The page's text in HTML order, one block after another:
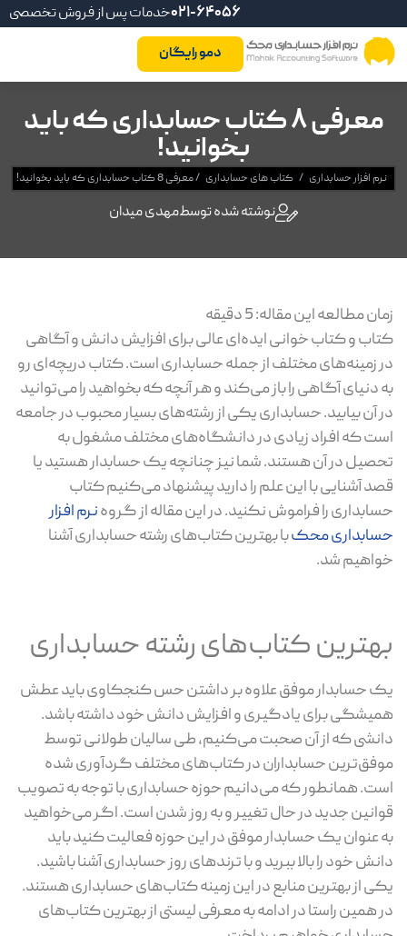
خدمات پس از فروش تخصصی021-64056
دمو رایگان
معرفی 8 کتاب حسابداری که باید
بخوانید!
نرم افزار حسابداری / کتاب های حسابداری /معرفی 8 کتاب حسابداری که باید بخوانید!
نوشته شده توسطمهدی میدان
زمان مطالعه این مقاله:5دقیقه
کتاب و کتاب خوانی ایده‌ای عالی برای افزایش دانش و آگاهی
در زمینه‌های مختلف از جمله حسابداری است. کتاب دریچه‌ای رو
به دنیای آگاهی را باز می‌کند و هر آنچه که بخواهید را می‌توانید
در آن بیابید. حسابداری یکی از رشته‌های بسیار محبوب در جامعه
است که افراد زیادی در دانشگاه‌های مختلف مشغول به
تحصیل در آن هستند. شما نیز چنانچه یک حسابدار هستید یا
قصد آشنایی با این علم را دارید پیشنهاد می‌کنیم کتاب‌
حسابداری را فراموش نکنید. در این مقاله از گروهنرم افزار
حسابداری محکبا بهترین کتاب‌های رشته حسابداری آشنا
خواهیم شد.
بهترین کتاب‌های رشته حسابداری
یک حسابدار موفق علاوه بر داشتن حس کنجکاوی باید عطش
همیشگی برای یادگیری و افزایش دانش خود داشته باشد.
دانشی که از آن صحبت می‌کنیم، طی سالیان طولانی توسط
موفق‌ترین حسابداران در کتاب‌های مختلف گردآوری شده
است. همانطور که می‌دانیم حوزه حسابداری با توجه به تصویب
قوانین جدید در حال تغییر و به روز شدن است. اگر می‌خواهید
به عنوان یک حسابدار موفق در این حوزه فعالیت کنید باید
دانش خود را بالا ببرید و با ترندهای روز حسابداری آشنا باشید.
یکی از بهترین منابع در این زمینه کتاب‌های حسابداری هستند.
در همین راستا در ادامه به معرفی لیستی از بهترین کتاب‌های